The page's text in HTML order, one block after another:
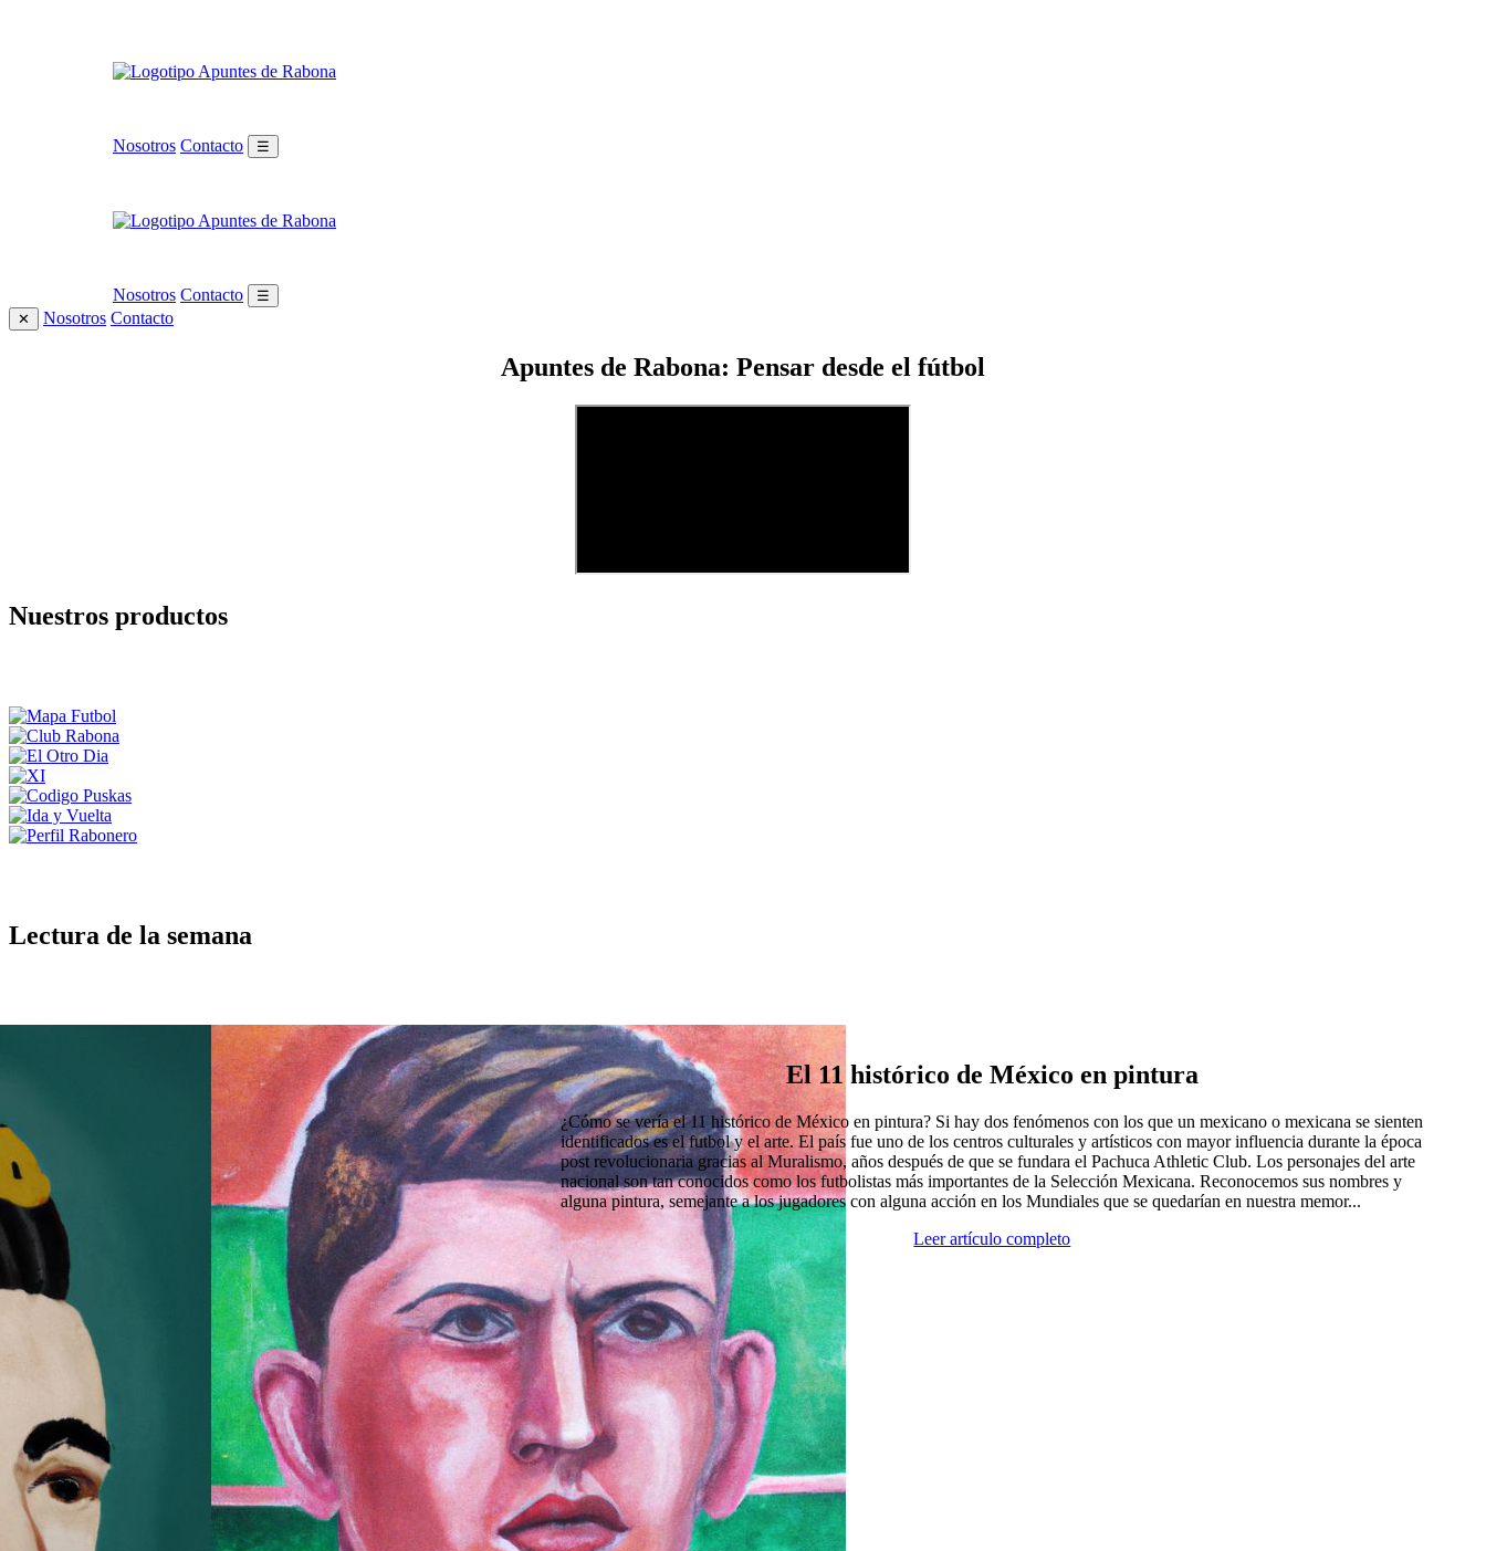
Nosotros Contacto ☰
Nosotros Contacto
☰
✕
Nosotros Contacto
Apuntes de Rabona: Pensar desde el fútbol
Nuestros productos
Lectura de la semana
El 11 histórico de México en pintura
¿Cómo se vería el 11 histórico de México en pintura? Si hay dos fenómenos con los que un mexicano o mexicana se sienten
identificados es el futbol y el arte. El país fue uno de los centros culturales y artísticos con mayor influencia durante la época
post revolucionaria gracias al Muralismo, años después de que se fundara el Pachuca Athletic Club. Los personajes del arte
nacional son tan conocidos como los futbolistas más importantes de la Selección Mexicana. Reconocemos sus nombres y
alguna pintura, semejante a los jugadores con alguna acción en los Mundiales que se quedarían en nuestra memor...
Leer artículo completo